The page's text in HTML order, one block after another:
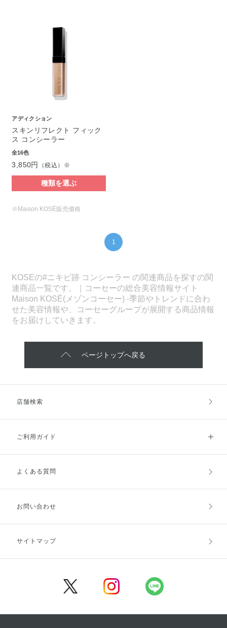
アディクション
スキンリフレクト フィック
ス コンシーラー
全16色
3,850円 （税込）※
種類を選ぶ
※Maison KOSÉ販売価格
1
KOSEの#ニキビ跡 コンシーラー の関連商品を探すの関
連商品一覧です。｜コーセーの総合美容情報サイト
Maison KOSÉ(メゾンコーセー) -季節やトレンドに合わ
せた美容情報や、コーセーグループが展開する商品情報
をお届けしていきます。
ページトップへ戻る
店舗検索
ご利用ガイド
ご利用ガイドトップ
お支払方法
キャンセル・返品・交換
よくある質問
お問い合わせ
サイトマップ